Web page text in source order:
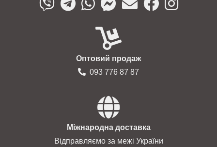
Оптовий продаж
093 776 87 87
Міжнародна доставка
Відправляємо за межі України